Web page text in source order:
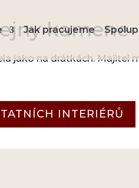
Jak pracujeme
kamene
jako na drátkách. Majitel
INTERIÉRŮ